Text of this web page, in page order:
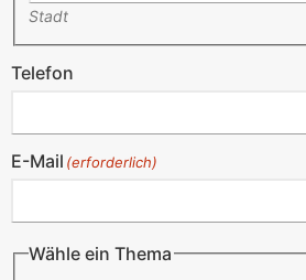
Stadt
Telefon
E-Mail (erforderlich)
Wähle ein Thema